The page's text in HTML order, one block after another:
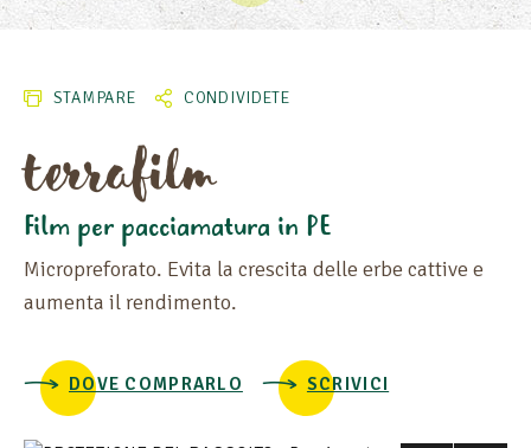
STAMPARE CONDIVIDETE
terrafilm
Film per pacciamatura in PE
Micropreforato. Evita la crescita delle erbe cattive e
aumenta il rendimento.
DOVE COMPRARLO SCRIVICI
LUNGHEZZA